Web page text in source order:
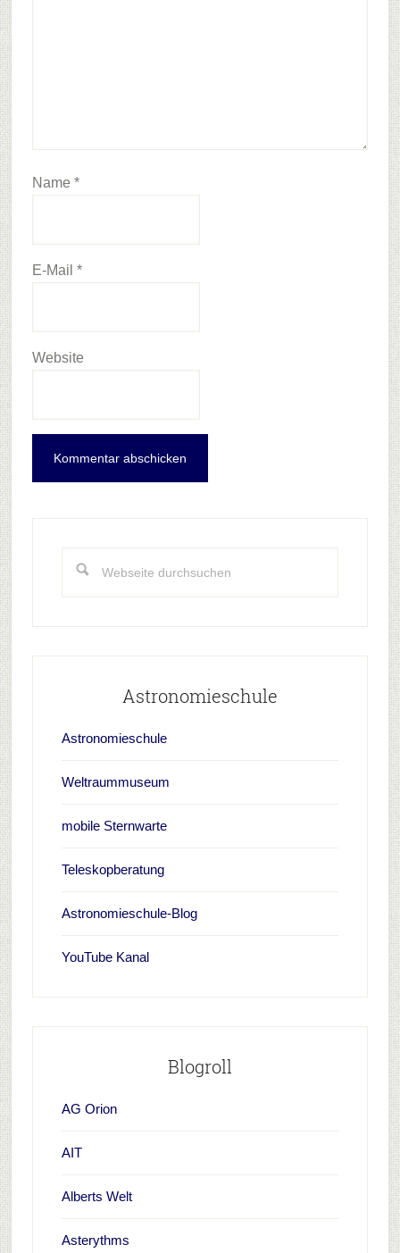
Name *
E-Mail *
Website
durchsuchen
Astronomieschule
Astronomieschule
Weltraummuseum
mobile Sternwarte
Teleskopberatung
Astronomieschule-Blog
YouTube Kanal
Blogroll
AG Orion
AIT
Alberts Welt
Asterythms